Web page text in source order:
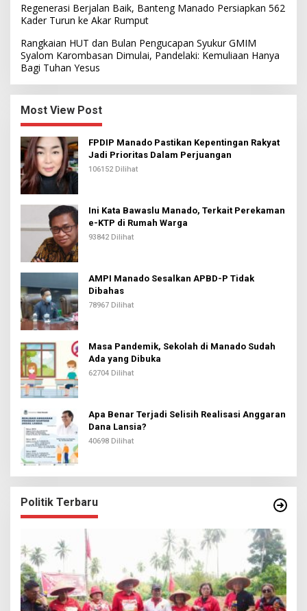
Regenerasi Berjalan Baik, Banteng Manado Persiapkan 562
Kader Turun ke Akar Rumput
Rangkaian HUT dan Bulan Pengucapan Syukur GMIM
Syalom Karombasan Dimulai, Pandelaki: Kemuliaan Hanya
Bagi Tuhan Yesus
Most View Post
FPDIP Manado Pastikan Kepentingan Rakyat
Jadi Prioritas Dalam Perjuangan
106152 Dilihat
Ini Kata Bawaslu Manado, Terkait Perekaman
e-KTP di Rumah Warga
93842 Dilihat
AMPI Manado Sesalkan APBD-P Tidak
Dibahas
78967 Dilihat
Masa Pandemik, Sekolah di Manado Sudah
Ada yang Dibuka
62704 Dilihat
Apa Benar Terjadi Selisih Realisasi Anggaran
Dana Lansia?
40698 Dilihat
Politik Terbaru